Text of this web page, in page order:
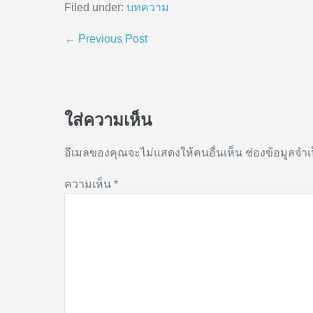
Filed under: บทความ
← Previous Post
ใส่ความเห็น
อีเมลของคุณจะไม่แสดงให้คนอื่นเห็น ช่องข้อมูลจำ
ความเห็น *